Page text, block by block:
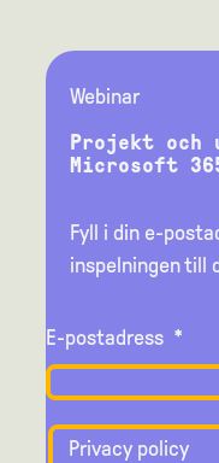
Webinar
Projekt och
Microsoft
Fyll i din e-
inspelningen till
E-postadress *
Privacy policy